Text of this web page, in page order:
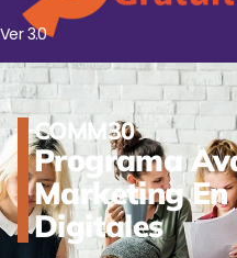
Ver 3.0
COMM30
Programa
Marketing En
Digitales